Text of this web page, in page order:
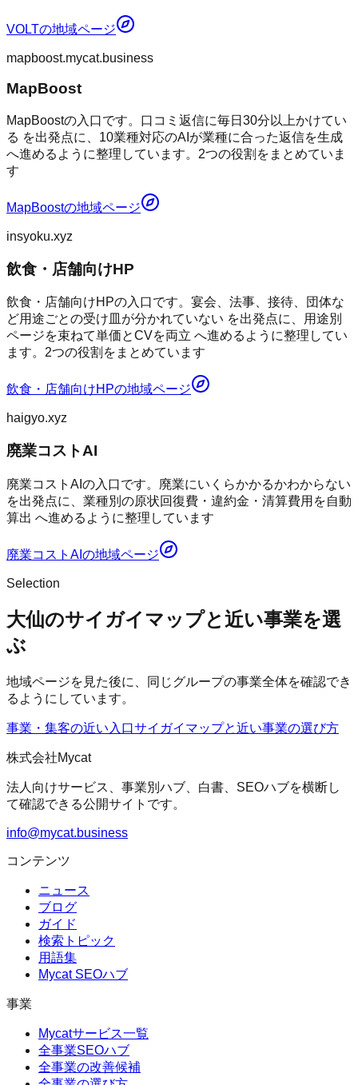
VOLTの地域ページ
mapboost.mycat.business
MapBoost
MapBoostの入口です。口コミ返信に毎日30分以上かけてい
る を出発点に、10業種対応のAIが業種に合った返信を生成
へ進めるように整理しています。2つの役割をまとめていま
す
MapBoostの地域ページ
insyoku.xyz
飲食・店舗向けHP
飲食・店舗向けHPの入口です。宴会、法事、接待、団体な
ど用途ごとの受け皿が分かれていない を出発点に、用途別
ページを束ねて単価とCVを両立 へ進めるように整理してい
ます。2つの役割をまとめています
飲食・店舗向けHPの地域ページ
haigyo.xyz
廃業コストAI
廃業コストAIの入口です。廃業にいくらかかるかわからない
を出発点に、業種別の原状回復費・違約金・清算費用を自動
算出 へ進めるように整理しています
廃業コストAI の地域ページ
Selection
大仙のサイガイマップと近い事業を選
ぶ
地域ページを見た後に、同じグループの事業全体を確認でき
るようにしています。
事業・集客の近い入口サイガイマップと近い事業の選び方
株式会社Mycat
法人向けサービス、事業別ハブ、白書、SEOハブを横断し
て確認できる公開サイトです。
info@mycat.business
コンテンツ
ニュース
ブログ
ガイド
検索トピック
用語集
Mycat SEOハブ
事業
Mycatサービス一覧
全事業SEOハブ
全事業の改善候補